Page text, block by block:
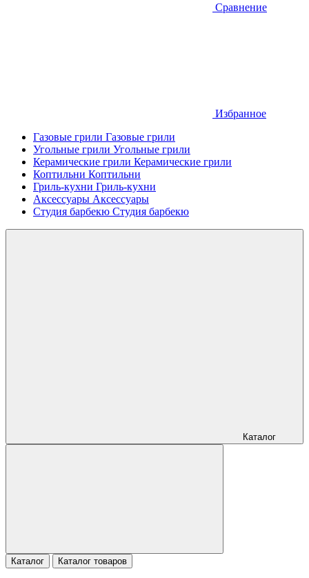
Сравнение
Избранное
Газовые грили Газовые грили
Угольные грили Угольные грили
Керамические грили Керамические грили
Коптильни Коптильни
Гриль-кухни Гриль-кухни
Аксессуары Аксессуары
Студия барбекю Студия барбекю
Каталог
Каталог Каталог товаров